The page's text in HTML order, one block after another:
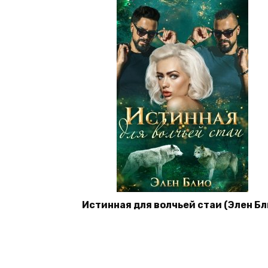
Истинная для волчьей стаи (Элен